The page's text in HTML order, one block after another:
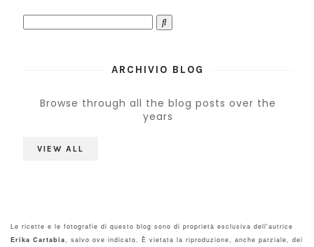
ARCHIVIO BLOG
Browse through all the blog posts over the
years
VIEW ALL
Le ricette e le fotografie di questo blog sono di proprietà esclusiva dell'autrice
Erika Cartabia, salvo ove indicato. È vietata la riproduzione, anche parziale, dei